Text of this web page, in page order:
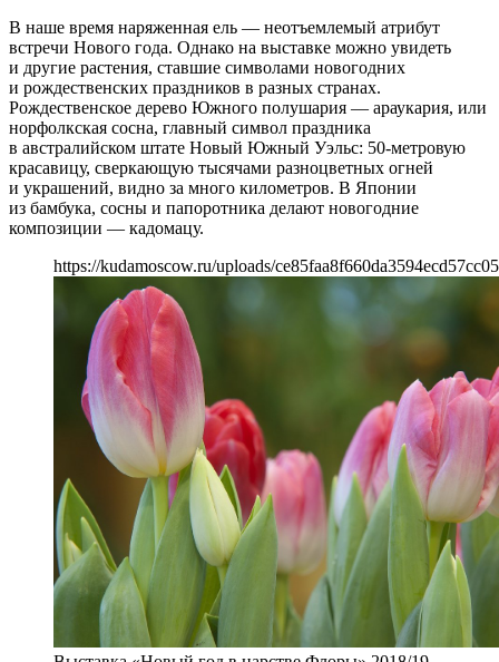
В наше время наряженная ель — неотъемлемый атрибут
встречи Нового года. Однако на выставке можно увидеть
и другие растения, ставшие символами новогодних
и рождественских праздников в разных странах.
Рождественское дерево Южного полушария — араукария, или
норфолкская сосна, главный символ праздника
в австралийском штате Новый Южный Уэльс: 50-метровую
красавицу, сверкающую тысячами разноцветных огней
и украшений, видно за много километров. В Японии
из бамбука, сосны и папоротника делают новогодние
композиции — кадомацу.
https://kudamoscow.ru/uploads/